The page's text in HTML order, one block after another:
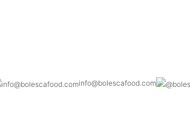
info@bolescafood.com